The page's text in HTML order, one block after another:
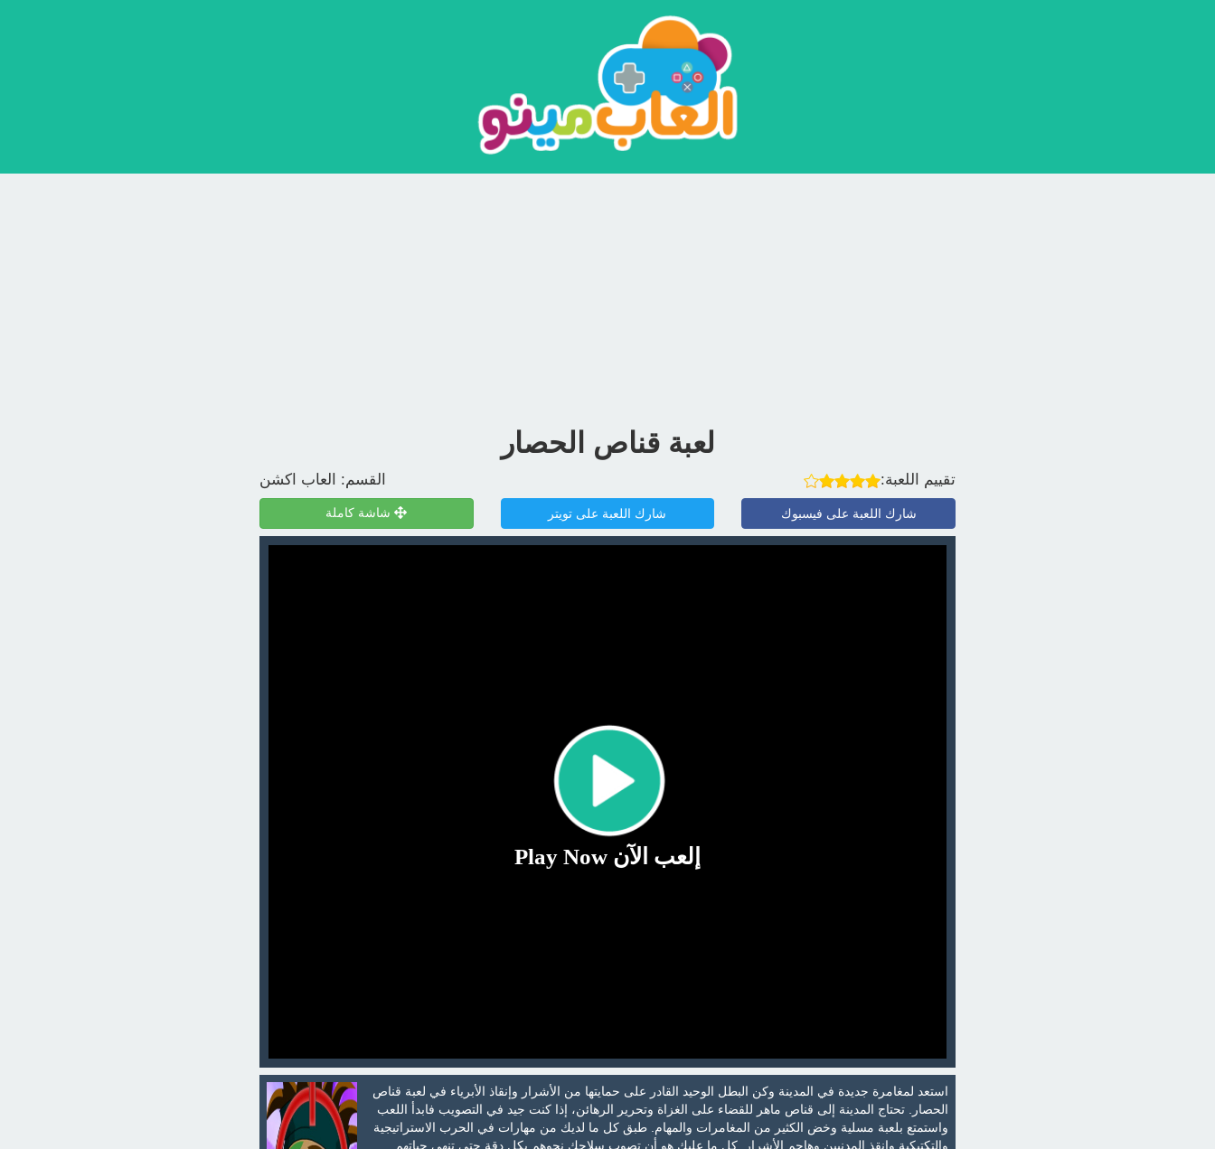
لعبة قناص الحصار
القسم: العاب اكشن تقييم اللعبة:
شاشة كاملة شارك اللعبة على تويتر شارك اللعبة على فيسبوك
إلعب الآن Play Now
استعد لمغامرة جديدة في المدينة وكن البطل الوحيد القادر على حمايتها من الأشرار وإنقاذ الأبرياء في لعبة قناص
الحصار. تحتاج المدينة إلى قناص ماهر للقضاء على الغزاة وتحرير الرهائن، إذا كنت جيد في التصويب فابدأ اللعب
واستمتع بلعبة مسلية وخض الكثير من المغامرات والمهام. طبق كل ما لديك من مهارات في الحرب الاستراتيجية
والتكتيكية وانقذ المدنيين وهاجم الأشرار. كل ما عليك هو أن تصوب سلاحك نحوهم بكل دقة حتى تنهي حياتهم.